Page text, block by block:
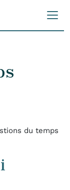
du temps